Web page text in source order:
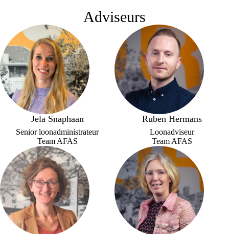
Adviseurs
Jela Snaphaan
Senior loonadministrateur
Team AFAS
Ruben Hermans
Loonadviseur
Team AFAS